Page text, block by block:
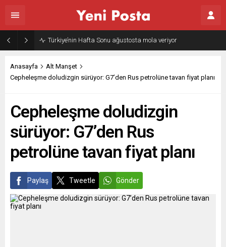
Gazze’nin geleceği: Teknokratik kontrol mü, kolonializm mi?
Anasayfa
Alt Manşet
Cepheleşme doludizgin sürüyor: G7’den Rus petrolüne tavan fiyat planı
Cepheleşme doludizgin
sürüyor: G7’den Rus
petrolüne tavan fiyat planı
Paylaş Tweetle Gönder